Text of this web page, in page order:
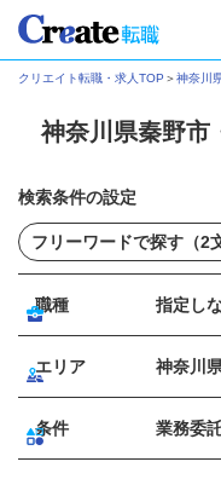
クリエイト転職・求人TOP ＞神奈川
神奈川県秦野市
検索条件の設定
職種 指定し
エリア 神奈川
条件 業務委